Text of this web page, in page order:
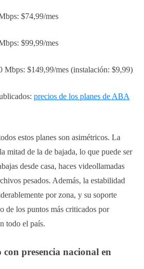
$74,99/mes
$99,99/mes
Mbps: $149,99/mes (instalación: $9,99)
precios de los planes de ABA
estos planes son asimétricos. La
mitad de la de bajada, lo que puede ser
desde casa, haces videollamadas
pesados. Además, la estabilidad
por zona, y su soporte
de los puntos más criticados por
todo el país.
presencia nacional en